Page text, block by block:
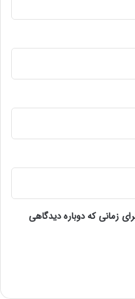
زمانی که دوباره دیدگاهی